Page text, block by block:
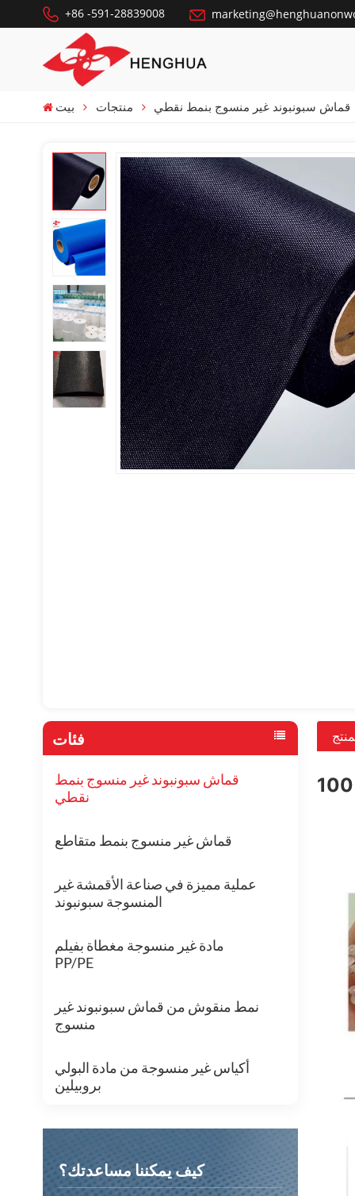
+86 -591-28839008
بيت منتجات قماش سبونبوند غير منسوج بنمط نقطي
فئات
قماش سبونبوند غير منسوج بنمط
نقطي
قماش غير منسوج بنمط متقاطع
عملية مميزة في صناعة الأقمشة غير
المنسوجة سبونبوند
مادة غير منسوجة مغطاة بفيلم
PP/PE
نمط منقوش من قماش سبونبوند غير
منسوج
أكياس غير منسوجة من مادة البولي
بروبيلين
كيف يمكننا مساعدتك؟